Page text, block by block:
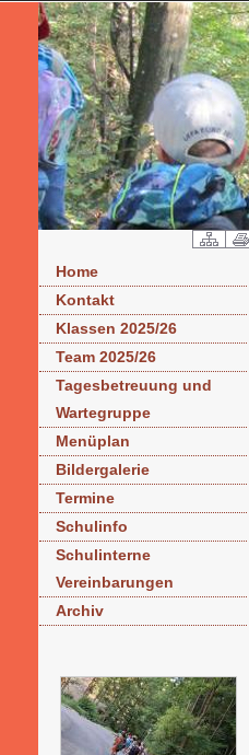
Home
Kontakt
Klassen 2025/26
Team 2025/26
Tagesbetreuung und
Wartegruppe
Menüplan
Bildergalerie
Termine
Schulinfo
Schulinterne
Vereinbarungen
Archiv